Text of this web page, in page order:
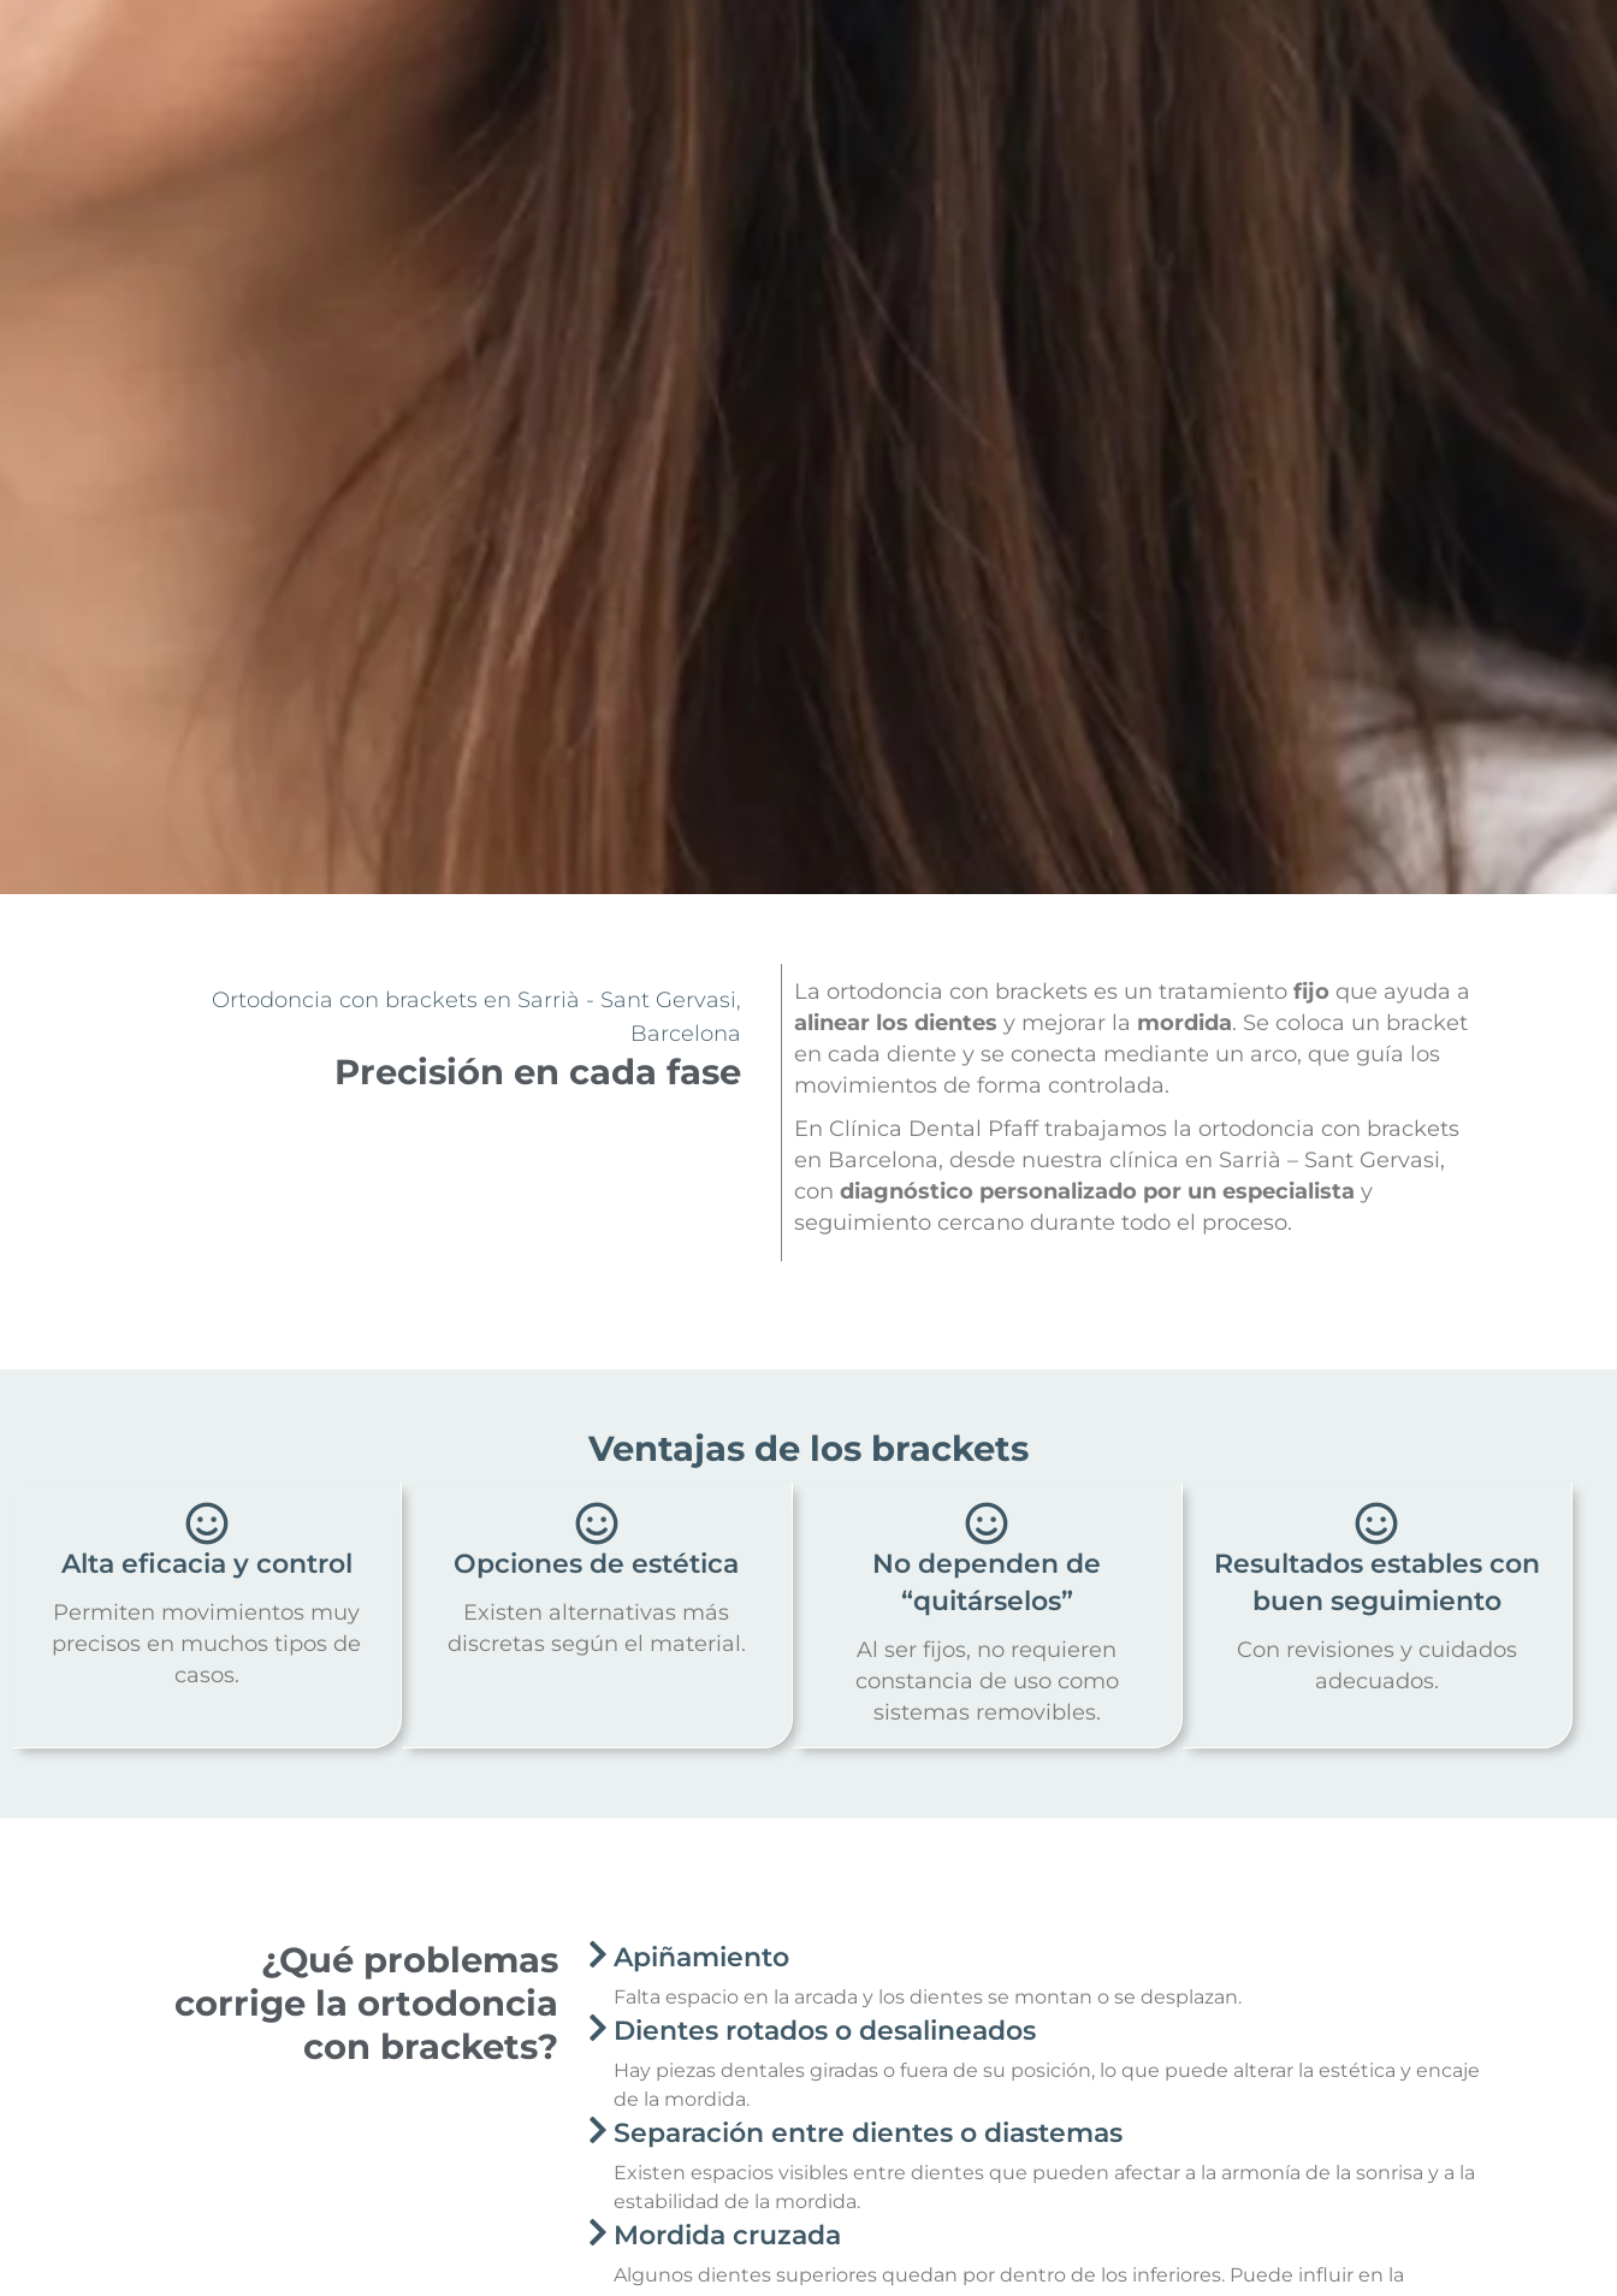
Ortodoncia con brackets en Sarrià - Sant Gervasi,
Barcelona
Precisión en cada fase
La ortodoncia con brackets es un tratamiento fijo que ayuda a
alinear los dientes y mejorar la mordida. Se coloca un bracket
en cada diente y se conecta mediante un arco, que guía los
movimientos de forma controlada.
En Clínica Dental Pfaff trabajamos la ortodoncia con brackets
en Barcelona, desde nuestra clínica en Sarrià – Sant Gervasi,
con diagnóstico personalizado por un especialista y
seguimiento cercano durante todo el proceso.
Ventajas de los brackets
Alta eficacia y control
Permiten movimientos muy
precisos en muchos tipos de
casos.
Opciones de estética
Existen alternativas más
discretas según el material.
No dependen de
“quitárselos”
Al ser fijos, no requieren
constancia de uso como
sistemas removibles.
Resultados estables con
buen seguimiento
Con revisiones y cuidados
adecuados.
¿Qué problemas
corrige la ortodoncia
con brackets?
Apiñamiento
Falta espacio en la arcada y los dientes se montan o se desplazan.
Dientes rotados o desalineados
Hay piezas dentales giradas o fuera de su posición, lo que puede alterar la estética y encaje
de la mordida.
Separación entre dientes o diastemas
Existen espacios visibles entre dientes que pueden afectar a la armonía de la sonrisa y a la
estabilidad de la mordida.
Mordida cruzada
Algunos dientes superiores quedan por dentro de los inferiores. Puede influir en la